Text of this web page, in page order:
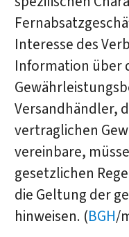
Interesse des
Information über
Versandhändler,
vertraglichen
vereinbare,
gesetzlichen
die Geltung der
hinweisen. (BGH/